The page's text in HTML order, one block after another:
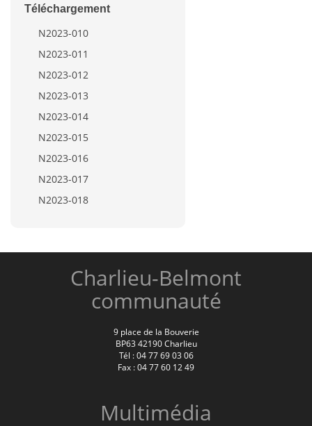
Téléchargement
N2023-010
N2023-011
N2023-012
N2023-013
N2023-014
N2023-015
N2023-016
N2023-017
N2023-018
Charlieu-Belmont
communauté
9 place de la Bouverie
BP63 42190 Charlieu
Tél : 04 77 69 03 06
Fax : 04 77 60 12 49
Multimédia